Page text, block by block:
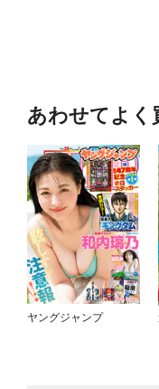
あわせてよく
ヤングジャンプ